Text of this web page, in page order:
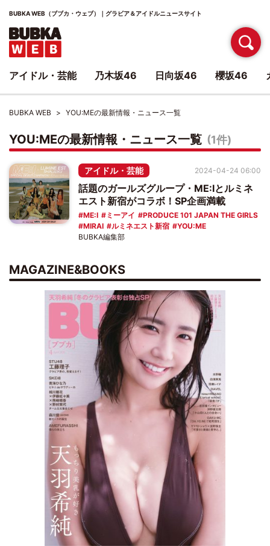
BUBKA WEB（ブブカ・ウェブ）｜グラビア＆アイドルニュースサイト
BUBKA WEB YOU:MEの最新情報・ニュース一覧
YOU:MEの最新情報・ニュース一覧 (1件)
アイドル・芸能
話題のガールズグループ・ME:Iとルミネ
エスト新宿がコラボ！SP企画満載
ME:I ミーアイ
PRODUCE 101 JAPAN THE GIRLS
MIRAI
ルミネエスト新宿 YOU:ME
2024-04-24 06:00
BUBKA編集部
MAGAZINE&BOOKS
アイドル・芸能 乃木坂46 日向坂46 櫻坂46